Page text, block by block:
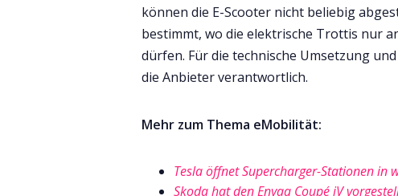
können die E-Scooter nicht beliebig
bestimmt, wo die elektrische Trottis nur
dürfen. Für die technische Umsetzung
die Anbieter verantwortlich.
Mehr zum Thema eMobilität:
Tesla öffnet Supercharger-Stationen in
Skoda hat den Enyaq Coupé iV